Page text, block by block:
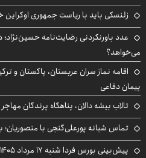
زلنسکی باید با ریاست جمهوری
عدد باورنکردنی رضایت‌نامه حسین‌نژاد؛
می‌خواهد؟
اقامه نماز سران عربستان، پاکستان و
پیمان دفاعی
تالاب بیشه دالان، پناهگاه پرندگان مهاجر
تماس شبانه پورعلی‌گنجی با منصوریان؛